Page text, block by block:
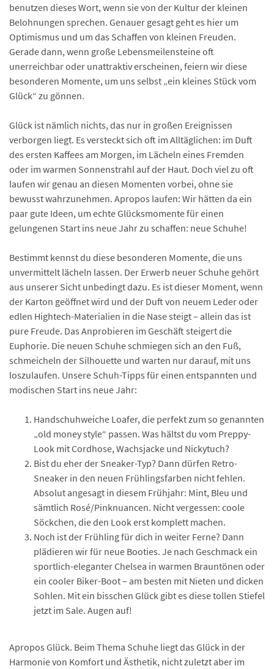
benutzen dieses Wort, wenn sie von der Kultur der kleinen
Belohnungen sprechen. Genauer gesagt geht es hier um
Optimismus und um das Schaffen von kleinen Freuden.
Gerade dann, wenn große Lebensmeilensteine oft
unerreichbar oder unattraktiv erscheinen, feiern wir diese
besonderen Momente, um uns selbst „ein kleines Stück vom
Glück“ zu gönnen.
Glück ist nämlich nichts, das nur in großen Ereignissen
verborgen liegt. Es versteckt sich oft im Alltäglichen: im Duft
des ersten Kaffees am Morgen, im Lächeln eines Fremden
oder im warmen Sonnenstrahl auf der Haut. Doch viel zu oft
laufen wir genau an diesen Momenten vorbei, ohne sie
bewusst wahrzunehmen. Apropos laufen: Wir hätten da ein
paar gute Ideen, um echte Glücksmomente für einen
gelungenen Start ins neue Jahr zu schaffen: neue Schuhe!
Bestimmt kennst du diese besonderen Momente, die uns
unvermittelt lächeln lassen. Der Erwerb neuer Schuhe gehört
aus unserer Sicht unbedingt dazu. Es ist dieser Moment, wenn
der Karton geöffnet wird und der Duft von neuem Leder oder
edlen Hightech-Materialien in die Nase steigt – allein das ist
pure Freude. Das Anprobieren im Geschäft steigert die
Euphorie. Die neuen Schuhe schmiegen sich an den Fuß,
schmeicheln der Silhouette und warten nur darauf, mit uns
loszulaufen. Unsere Schuh-Tipps für einen entspannten und
modischen Start ins neue Jahr:
Handschuhweiche Loafer, die perfekt zum so genannten
„old money style“ passen. Was hältst du vom Preppy-
Look mit Cordhose, Wachsjacke und Nickytuch?
Bist du eher der Sneaker-Typ? Dann dürfen Retro-
Sneaker in den neuen Frühlingsfarben nicht fehlen.
Absolut angesagt in diesem Frühjahr: Mint, Bleu und
sämtlich Rosé/Pinknuancen. Nicht vergessen: coole
Söckchen, die den Look erst komplett machen.
Noch ist der Frühling für dich in weiter Ferne? Dann
plädieren wir für neue Booties. Je nach Geschmack ein
sportlich-eleganter Chelsea in warmen Brauntönen oder
ein cooler Biker-Boot – am besten mit Nieten und dicken
Sohlen. Mit ein bisschen Glück gibt es diese tollen Stiefel
jetzt im Sale. Augen auf!
Apropos Glück. Beim Thema Schuhe liegt das Glück in der
Harmonie von Komfort und Ästhetik, nicht zuletzt aber im